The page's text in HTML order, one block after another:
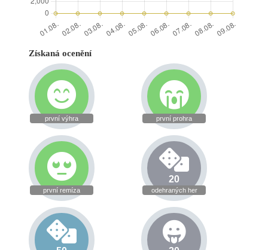
Získaná ocenění
první výhra první prohra
první remíza
20
odehraných her